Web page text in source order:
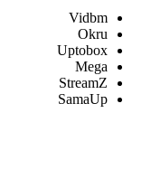
Vidbm
Okru
Uptobox
Mega
StreamZ
SamaUp